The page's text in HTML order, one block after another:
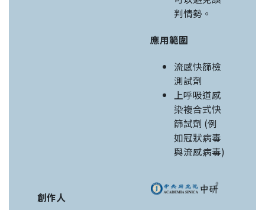
判情勢。
應用範圍
流感快篩檢
測試劑
上呼吸道感
染複合式快
篩試劑 (例
如冠狀病毒
與流感病毒)
創作人